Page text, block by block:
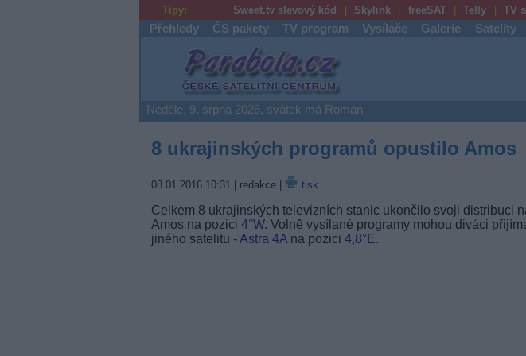
Tipy: Sweet.tv slevový kód Skylink freeSAT Telly TV
Přehledy ČS pakety TV program Vysílače Galerie Satelity
Parabola.cz
Neděle, 9. srpna 2026, svátek má Roman
8 ukrajinských programů opustilo Amos
08.01.2016 10:31 | redakce | tisk
Celkem 8 ukrajinských televizních stanic ukončilo svoji distribuci
Amos na pozici 4°W. Volně vysílané programy mohou diváci
jiného satelitu -Astra 4Ana pozici 4,8°E.